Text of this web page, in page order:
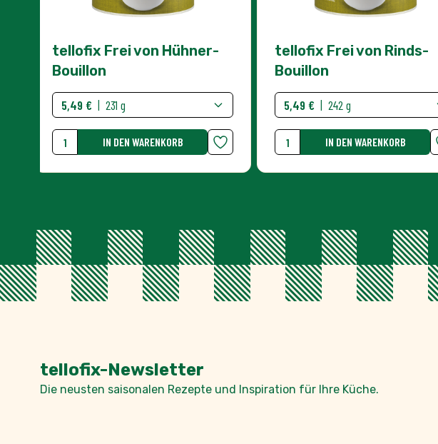
tellofix Frei von Hühner-
5,49 € |
Menge
IN DEN WARENKORB
tellofix Frei von Rinds-
5,49 € |
Menge
IN DEN WARENKORB